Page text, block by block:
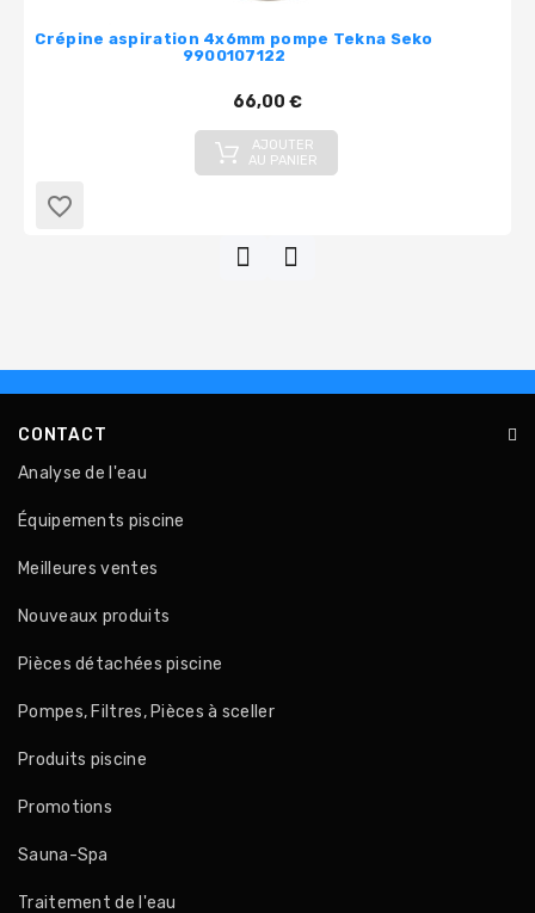
Crépine aspiration 4x6mm pompe Tekna Seko
9900107122
66,00 €
AJOUTER
AU PANIER
favorite_border
CONTACT
Analyse de l'eau
Équipements piscine
Meilleures ventes
Nouveaux produits
Pièces détachées piscine
Pompes, Filtres, Pièces à sceller
Produits piscine
Promotions
Sauna-Spa
Traitement de l'eau